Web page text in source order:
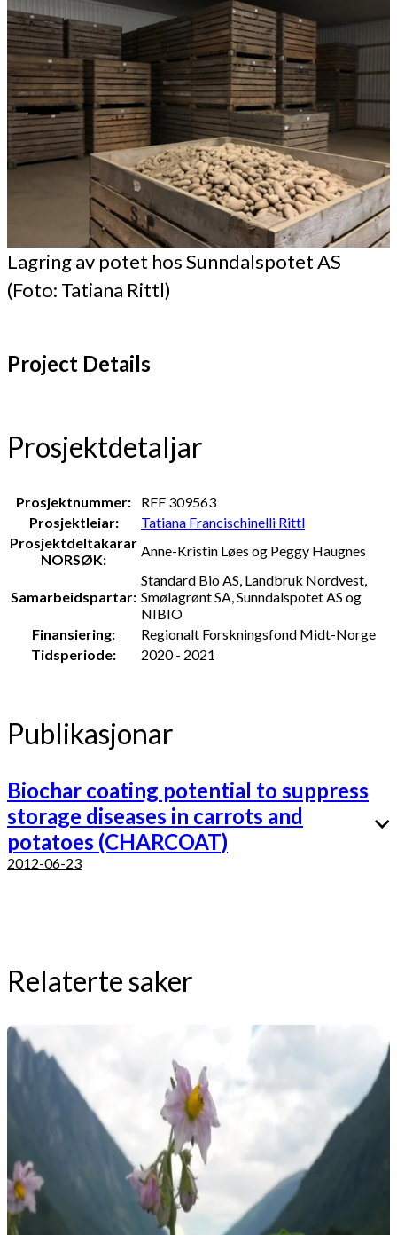
Lagring av potet hos Sunndalspotet AS
(Foto: Tatiana Rittl)
Project Details
Prosjektdetaljar
Prosjektnummer:
RFF 309563
Prosjektleiar:
Tatiana Francischinelli Rittl
Prosjektdeltakarar
NORSØK:
Anne-Kristin Løes og Peggy Haugnes
Samarbeidspartar:
Standard Bio AS, Landbruk Nordvest,
Smølagrønt SA, Sunndalspotet AS og
NIBIO
Finansiering:
Regionalt Forskningsfond Midt-Norge
Tidsperiode:
2020 - 2021
Publikasjonar
Biochar coating potential to suppress
storage diseases in carrots and
potatoes (CHARCOAT)
2012-06-23
Relaterte saker